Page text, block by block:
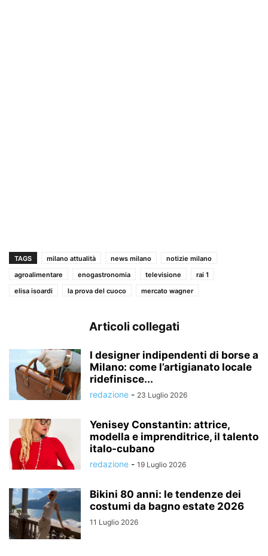
TAGS milano attualità news milano
notizie milano
agroalimentare
enogastronomia televisione
rai 1
elisa isoardi
la prova del cuoco mercato wagner
Articoli collegati
I designer indipendenti di borse a
Milano: come l’artigianato locale
ridefinisce...
redazione - 23 Luglio 2026
Yenisey Constantin: attrice,
modella e imprenditrice, il talento
italo-cubano
redazione - 19 Luglio 2026
Bikini 80 anni: le tendenze dei
costumi da bagno estate 2026
11 Luglio 2026